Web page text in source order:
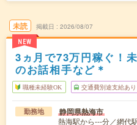
未読
NEW
掲載日 2026/08/07
3ヵ月で73万円稼ぐ！
のお話相手など＊
職種未経験OK 交通費別途支給あり
勤務地 静岡県熱海市
熱海駅から---分／網代